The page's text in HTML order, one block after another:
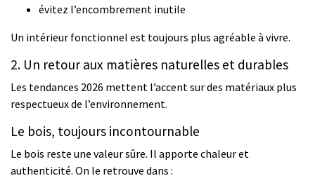
évitez l’encombrement inutile
Un intérieur fonctionnel est toujours plus agréable à vivre.
2. Un retour aux matières naturelles et durables
Les tendances 2026 mettent l’accent sur des matériaux plus
respectueux de l’environnement.
Le bois, toujours incontournable
Le bois reste une valeur sûre. Il apporte chaleur et
authenticité. On le retrouve dans :